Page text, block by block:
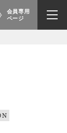
会員専用
ページ